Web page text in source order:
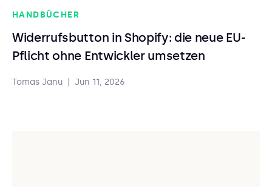
HANDBÜCHER
Widerrufsbutton in Shopify: die neue EU-
Pflicht ohne Entwickler umsetzen
Tomas Janu Jun 11, 2026